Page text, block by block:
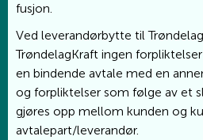
fusjon.
Ved leverandørbytte til
TrøndelagKraft ingen
en bindende avtale med en
og forpliktelser som følge av et
gjøres opp mellom kunden og
avtalepart/leverandør.